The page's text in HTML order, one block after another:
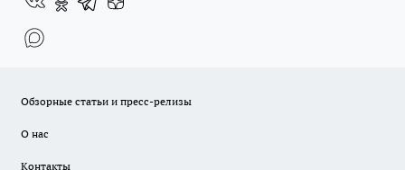
Обзорные статьи и пресс-релизы
О нас
Контакты